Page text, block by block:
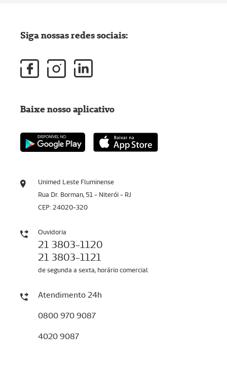
Unimed Leste Fluminense
Rua Dr. Borman, 51 - Niterói - RJ
CEP: 24020-320
Ouvidoria
21 3803-1120
21 3803-1121
de segunda a sexta, horário comercial
Atendimento 24h
0800 970 9087
4020 9087
Siga nossas redes sociais:
Baixe nosso aplicativo